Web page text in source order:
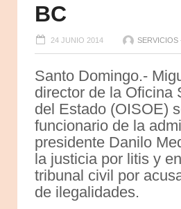
BC
24 JUNIO 2014 SERVICIOS
Santo Domingo.-
director de la Oficina
del Estado (OISOE)
funcionario de la
presidente Danilo
la justicia por litis y
tribunal civil por
de ilegalidades.